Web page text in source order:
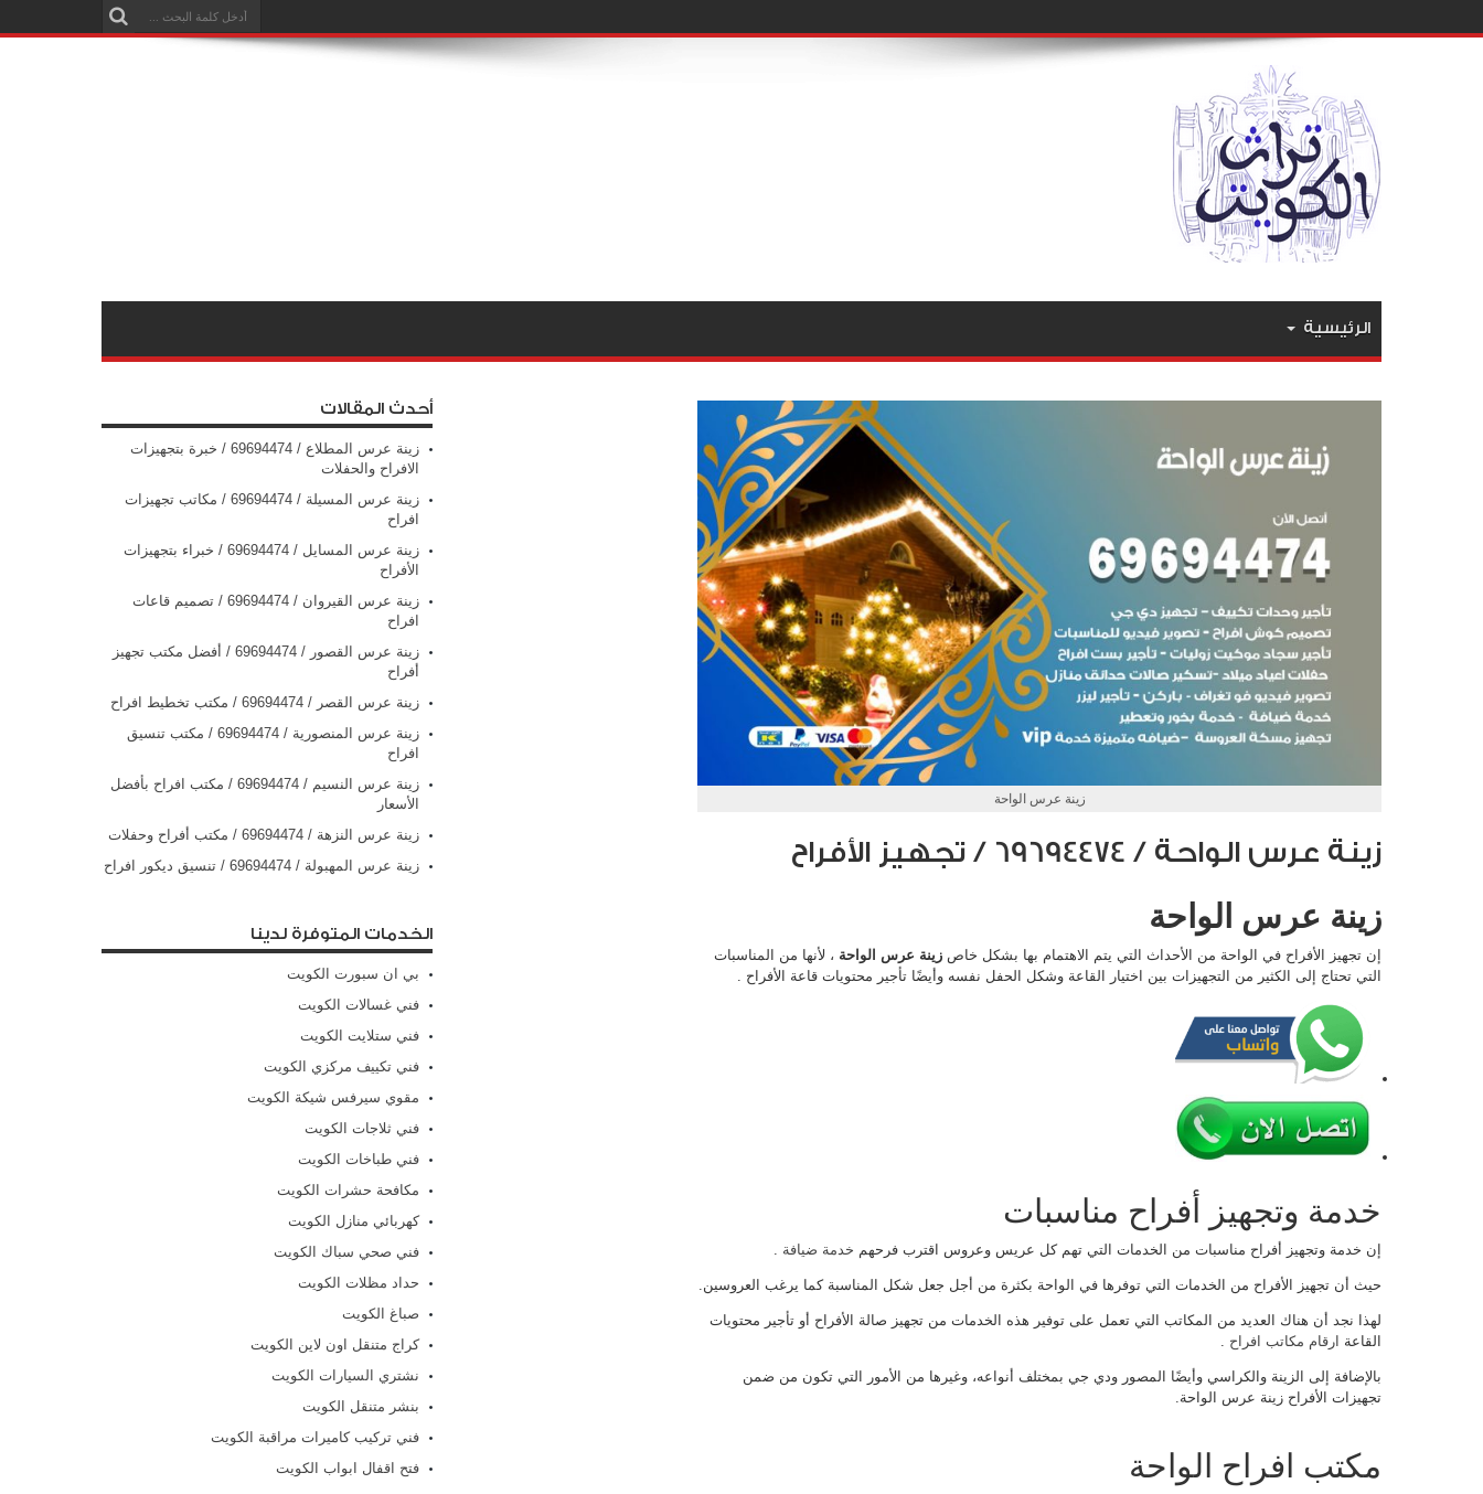
الرئيسية
زينة عرس الواحة
زينة عرس الواحة / 69694474 / تجهيز الأفراح
زينة عرس الواحة
إن تجهيز الأفراح في الواحة من الأحداث التي يتم الاهتمام بها بشكل خاص زينة عرس الواحة ، لأنها من المناسبات
التي تحتاج إلى الكثير من التجهيزات بين اختيار القاعة وشكل الحفل نفسه وأيضًا تأجير محتويات قاعة الأفراح .
خدمة وتجهيز أفراح مناسبات
إن خدمة وتجهيز أفراح مناسبات من الخدمات التي تهم كل عريس وعروس اقترب فرحهم خدمة ضيافة
حيث أن تجهيز الأفراح من الخدمات التي توفرها في الواحة بكثرة من أجل جعل شكل المناسبة كما يرغب العروسين.
لهذا نجد أن هناك العديد من المكاتب التي تعمل على توفير هذه الخدمات من تجهيز صالة الأفراح أو تأجير محتويات
القاعة ارقام مكاتب افراح
بالإضافة إلى الزينة والكراسي وأيضًا المصور ودي جي بمختلف أنواعه، وغيرها من الأمور التي تكون من ضمن
تجهيزات الأفراح زينة عرس الواحة.
مكتب افراح الواحة
أحدث المقالات
زينة عرس المطلاع / 69694474 / خبرة بتجهيزات
الافراح والحفلات
زينة عرس المسيلة / 69694474 / مكاتب تجهيزات
افراح
زينة عرس المسايل / 69694474 / خبراء بتجهيزات
الأفراح
زينة عرس القيروان / 69694474 / تصميم قاعات
افراح
زينة عرس القصور / 69694474 / أفضل مكتب تجهيز
أفراح
زينة عرس القصر / 69694474 / مكتب تخطيط افراح
زينة عرس المنصورية / 69694474 / مكتب تنسيق
افراح
زينة عرس النسيم / 69694474 / مكتب افراح بأفضل
الأسعار
زينة عرس النزهة / 69694474 / مكتب أفراح وحفلات
زينة عرس المهبولة / 69694474 / تنسيق ديكور افراح
الخدمات المتوفرة لدينا
بي ان سبورت الكويت
فني غسالات الكويت
فني ستلايت الكويت
فني تكييف مركزي الكويت
مقوي سيرفس شيكة الكويت
فني ثلاجات الكويت
فني طباخات الكويت
مكافحة حشرات الكويت
كهربائي منازل الكويت
فني صحي سباك الكويت
حداد مظلات الكويت
صباغ الكويت
كراج متنقل اون لاين الكويت
نشتري السيارات الكويت
بنشر متنقل الكويت
فني تركيب كاميرات مراقبة الكويت
فتح اقفال ابواب الكويت